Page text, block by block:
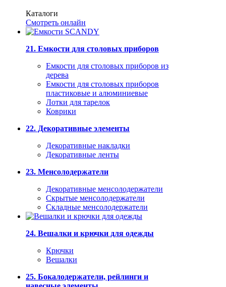
Каталоги
Смотреть онлайн
21. Емкости для столовых приборов
Емкости для столовых приборов из
дерева
Емкости для столовых приборов
пластиковые и алюминиевые
Лотки для тарелок
Коврики
22. Декоративные элементы
Декоративные накладки
Декоративные ленты
23. Менсолодержатели
Декоративные менсолодержатели
Скрытые менсолодержатели
Складные менсолодержатели
24. Вешалки и крючки для одежды
Крючки
Вешалки
25. Бокалодержатели, рейлинги и